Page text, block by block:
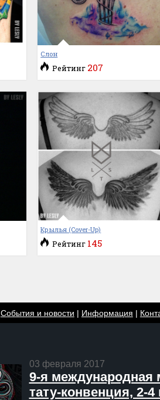
Слон
Рейтинг 207
Крылья (Cover-Up)
Рейтинг 145
События и новости | Информация |
03 февраля 2017
9-я международная
тату-конвенция, 2-